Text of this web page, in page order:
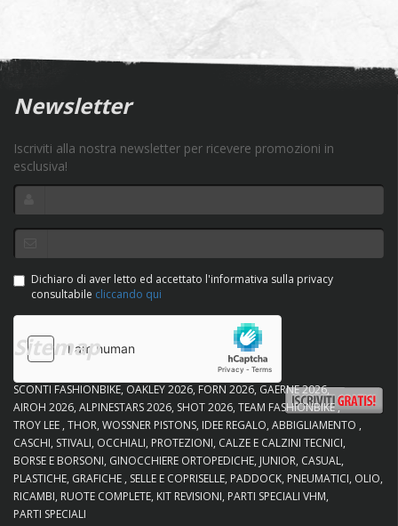
Newsletter
Iscriviti alla nostra newsletter per ricevere promozioni in
esclusiva!
Dichiaro di aver letto ed accettato l'informativa sulla privacy
consultabile cliccando qui
Sitemap
SCONTI FASHIONBIKE OAKLEY 2026 FORN 2026 GAERNE 2026
AIROH 2026 ALPINESTARS 2026 SHOT 2026 TEAM FASHIONBIKE
TROY LEE THOR WOSSNER PISTONS IDEE REGALO ABBIGLIAMENTO
CASCHI STIVALI OCCHIALI PROTEZIONI CALZE E CALZINI TECNICI
BORSE E BORSONI GINOCCHIERE ORTOPEDICHE JUNIOR CASUAL
PLASTICHE GRAFICHE SELLE E COPRISELLE PADDOCK PNEUMATICI OLIO
RICAMBI RUOTE COMPLETE KIT REVISIONI PARTI SPECIALI VHM
PARTI SPECIALI